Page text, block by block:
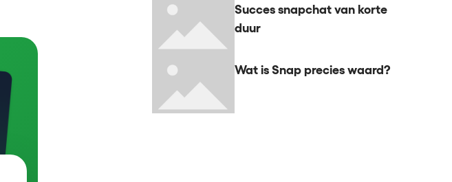
Succes snapchat van korte
duur
Wat is Snap precies waard?